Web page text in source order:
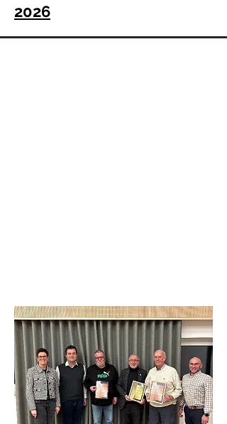
2026